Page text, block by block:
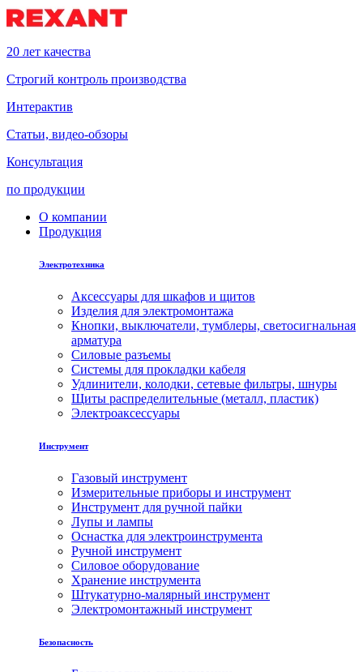
20 лет качества
Строгий контроль производства
Интерактив
Статьи, видео-обзоры
Консультация
по продукции
О компании
Продукция
Электротехника
Аксессуары для шкафов и щитов
Изделия для электромонтажа
Кнопки, выключатели, тумблеры, светосигнальная
арматура
Силовые разъемы
Системы для прокладки кабеля
Удлинители, колодки, сетевые фильтры, шнуры
Щиты распределительные (металл, пластик)
Электроаксессуары
Инструмент
Газовый инструмент
Измерительные приборы и инструмент
Инструмент для ручной пайки
Лупы и лампы
Оснастка для электроинструмента
Ручной инструмент
Силовое оборудование
Хранение инструмента
Штукатурно-малярный инструмент
Электромонтажный инструмент
Безопасность